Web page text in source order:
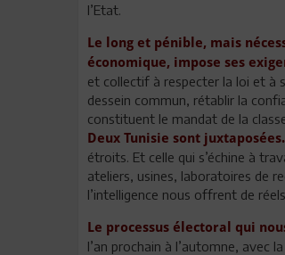
l’Etat.
Le long et pénible, mais
économique, impose ses
et collectif à respecter la loi et à
dessein commun, rétablir la
constituent le mandat de la
Deux Tunisie sont juxtaposées.
étroits. Et celle qui s’échine à
ateliers, usines, laboratoires de
l’intelligence nous offrent de
Le processus électoral qui
l’an prochain à l’automne, avec